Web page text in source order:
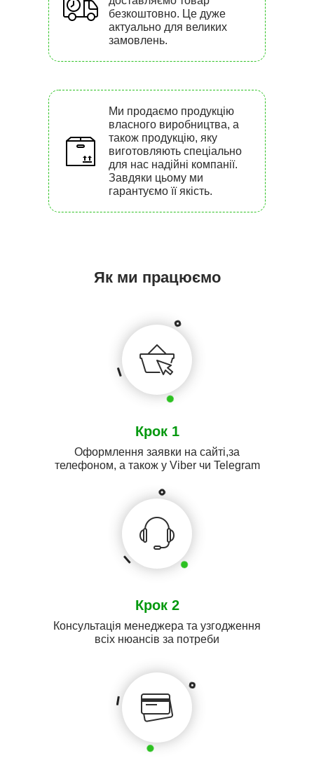
безкоштовно. Це дуже
актуально для великих
замовлень.
Ми продаємо продукцію
власного виробництва, а
також продукцію, яку
виготовляють спеціально
для нас надійні компанії.
Завдяки цьому ми
гарантуємо її якість.
Як ми працюємо
Крок 1
Оформлення заявки на сайті,за
телефоном, а також у Viber чи Telegram
Крок 2
Консультація менеджера та узгодження
всіх нюансів за потреби